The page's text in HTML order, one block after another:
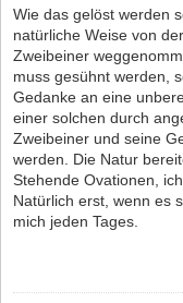
Wie das gelöst werden
natürliche Weise von
Zweibeiner
muss gesühnt werden,
Gedanke an eine
einer solchen durch
Zweibeiner und seine
werden. Die Natur
Stehende Ovationen,
Natürlich erst, wenn es
mich jeden Tages.